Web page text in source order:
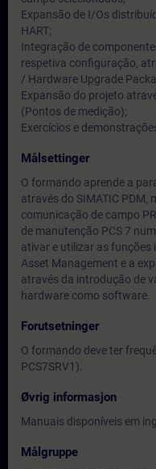
Expansão de I/Os
HART;
Integração de
respetiva configuração,
/ Hardware Upgrade
Expansão do projeto
(Pontos de medição);
Exercícios e
Målsettinger
O formando aprende a
através do SIMATIC
comunicação de campo
de manutenção PCS 7
ativar e utilizar as funções
Asset Management e a
através da introdução de
hardware como software.
Forutsetninger
O formando deve ter
PCS7SRV1).
Øvrig informasjon
Manuais disponíveis em
Målgruppe